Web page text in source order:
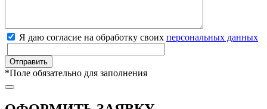
Я даю согласие на обработку своих персональных данных
*Поле обязательно для заполнения